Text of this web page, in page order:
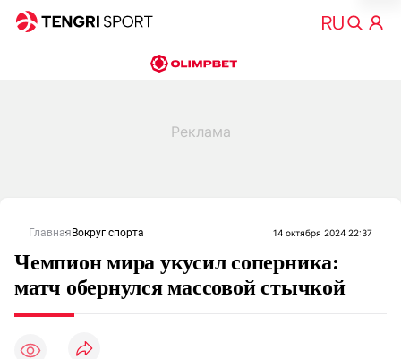
Главная Вокруг спорта 14 октября 2024 22:37
Чемпион мира укусил соперника:
матч обернулся массовой стычкой